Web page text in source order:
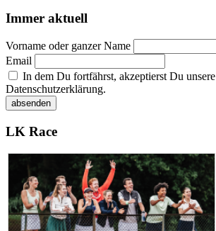
Immer aktuell
Vorname oder ganzer Name
Email
In dem Du fortfährst, akzeptierst Du unsere
Datenschutzerklärung.
LK Race